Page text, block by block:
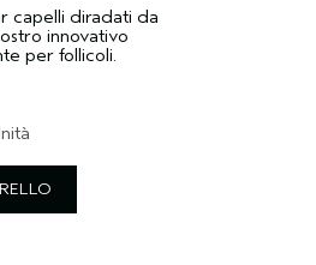
capelli diradati da
innovativo
per follicoli.